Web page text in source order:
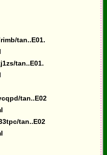
tan..E01.
tan..E01.
tan..E02
tan..E02